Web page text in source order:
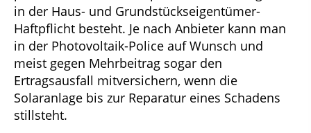
in der Haus- und Grundstückseigentümer-
Haftpflicht besteht. Je nach Anbieter kann man
in der Photovoltaik-Police auf Wunsch und
meist gegen Mehrbeitrag sogar den
Ertragsausfall mitversichern, wenn die
Solaranlage bis zur Reparatur eines Schadens
stillsteht.